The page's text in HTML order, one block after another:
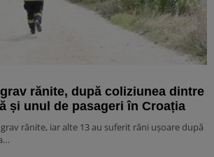
rănite, după coliziunea dintre
și unul de pasageri în Croația
rănite, iar alte 13 au suferit răni ușoare după